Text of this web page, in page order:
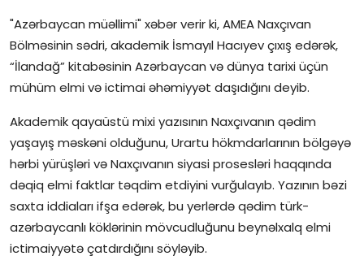
Qəzetin PDF arxivi
İctimai şura
Dünya
"Azərbaycan müəllimi" xəbər verir ki, AMEA Naxçıvan
Bölməsinin sədri, akademik İsmayıl Hacıyev çıxış edərək,
“İlandağ” kitabəsinin Azərbaycan və dünya tarixi üçün
mühüm elmi və ictimai əhəmiyyət daşıdığını deyib.
Akademik qayaüstü mixi yazısının Naxçıvanın qədim
yaşayış məskəni olduğunu, Urartu hökmdarlarının bölgəyə
hərbi yürüşləri və Naxçıvanın siyasi prosesləri haqqında
dəqiq elmi faktlar təqdim etdiyini vurğulayıb. Yazının bəzi
saxta iddiaları ifşa edərək, bu yerlərdə qədim türk-
azərbaycanlı köklərinin mövcudluğunu beynəlxalq elmi
ictimaiyyətə çatdırdığını söyləyib.